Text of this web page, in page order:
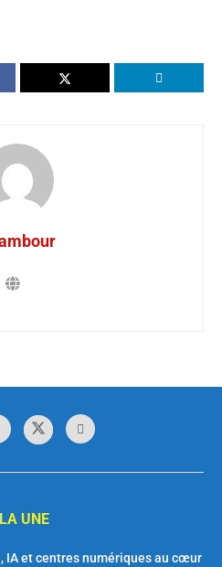
UNE
IA et centres numériques au cœur